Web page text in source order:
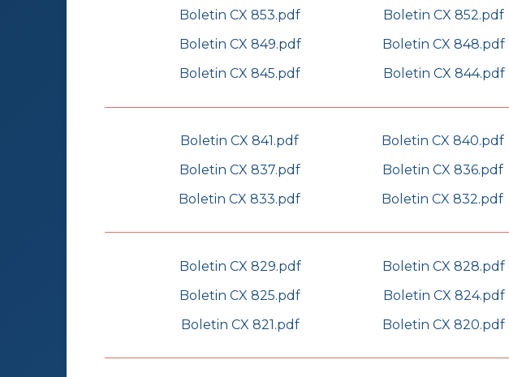
Boletin CX 853.pdf Boletin CX 852.pdf
Boletin CX 849.pdf
Boletin CX 848.pdf
Boletin CX 845.pdf
Boletin CX 844.pdf
Boletin CX 841.pdf Boletin CX 840.pdf
Boletin CX 837.pdf
Boletin CX 836.pdf
Boletin CX 833.pdf
Boletin CX 832.pdf
Boletin CX 829.pdf Boletin CX 828.pdf
Boletin CX 825.pdf
Boletin CX 824.pdf
Boletin CX 821.pdf
Boletin CX 820.pdf